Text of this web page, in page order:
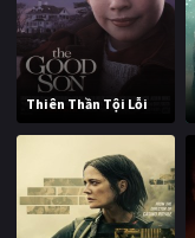
Thiên Thần Tội Lỗi